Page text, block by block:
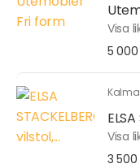
Visa
5 000
Visa
3 500